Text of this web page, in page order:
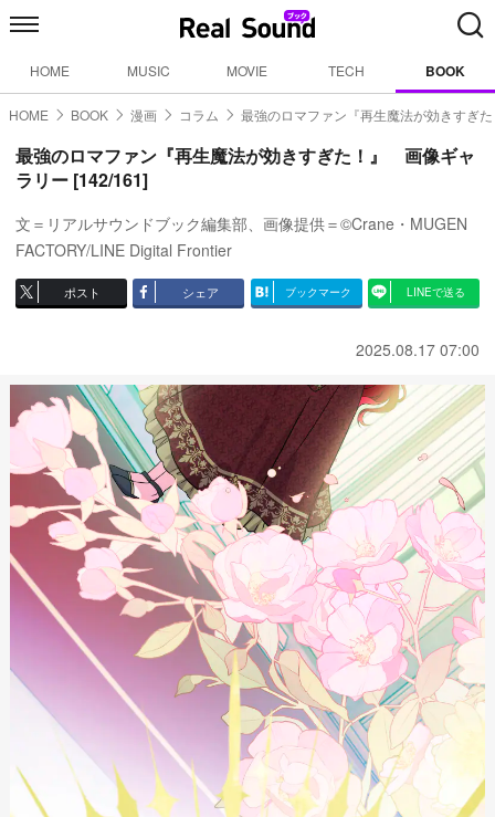
HOME MUSIC MOVIE TECH BOOK
HOME BOOK 漫画 コラム 最強のロマファン『再生魔法が効きすぎ
最強のロマファン『再生魔法が効きすぎた！』 画像ギャ
ラリー [142/161]
文＝リアルサウンドブック編集部、画像提供＝©Crane・MUGEN
FACTORY/LINE Digital Frontier
ポスト シェア ブックマーク LINEで送る
2025.08.17 07:00